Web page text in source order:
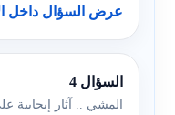
عرض السؤال داخل
السؤال 4
المشي .. آثار إيجابية